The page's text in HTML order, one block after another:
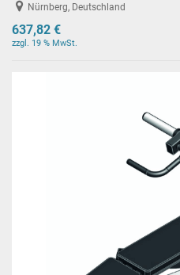
Nürnberg, Deutschland
637,82 €
zzgl. 19 % MwSt.